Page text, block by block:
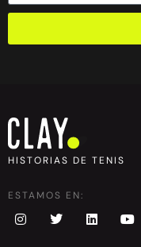
HISTORIAS DE TENIS
ESTAMOS EN: